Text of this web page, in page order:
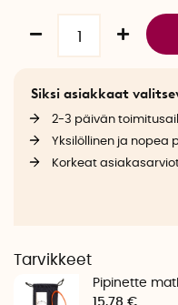
Siksi asiakkaat
2-3 päivän
Yksilöllinen ja nopea
Korkeat
Tarvikkeet
Pipinette
15.78 €